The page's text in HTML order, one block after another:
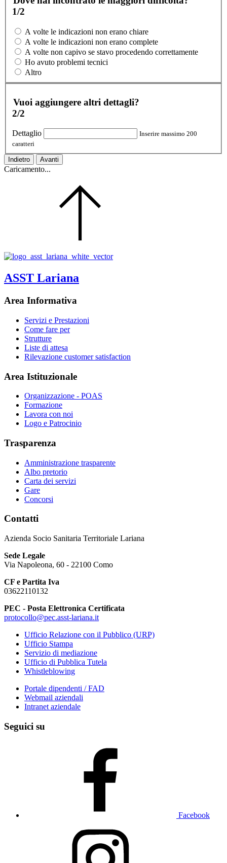
1/2
A volte le indicazioni non erano chiare
A volte le indicazioni non erano complete
A volte non capivo se stavo procedendo correttamente
Ho avuto problemi tecnici
Altro
Vuoi aggiungere altri dettagli?
2/2
Dettaglio
Inserire massimo 200
caratteri
Indietro Avanti
Caricamento...
ASST Lariana
Area Informativa
Servizi e Prestazioni
Come fare per
Strutture
Liste di attesa
Rilevazione customer satisfaction
Area Istituzionale
Organizzazione - POAS
Formazione
Lavora con noi
Logo e Patrocinio
Trasparenza
Amministrazione trasparente
Albo pretorio
Carta dei servizi
Gare
Concorsi
Contatti
Azienda Socio Sanitaria Territoriale Lariana
Sede Legale
Via Napoleona, 60 - 22100 Como
CF e Partita Iva
03622110132
PEC - Posta Elettronica Certificata
protocollo@pec.asst-lariana.it
Ufficio Relazione con il Pubblico (URP)
Ufficio Stampa
Servizio di mediazione
Ufficio di Pubblica Tutela
Whistleblowing
Portale dipendenti / FAD
Webmail aziendali
Intranet aziendale
Seguici su
Facebook